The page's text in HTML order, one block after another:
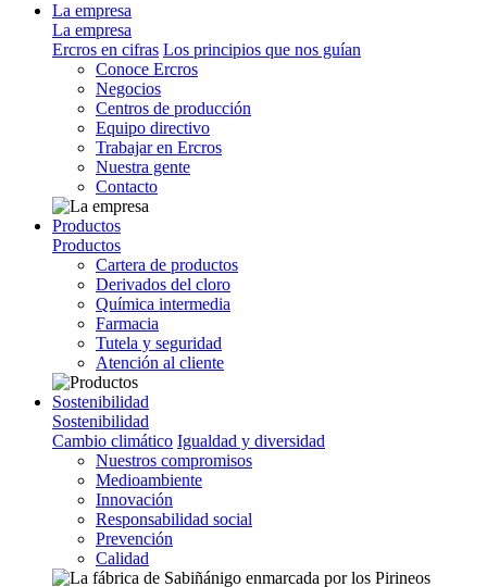
La empresa
La empresa
Ercros en cifras Los principios que nos guían
Conoce Ercros
Negocios
Centros de producción
Equipo directivo
Trabajar en Ercros
Nuestra gente
Contacto
Productos
Productos
Cartera de productos
Derivados del cloro
Química intermedia
Farmacia
Tutela y seguridad
Atención al cliente
Sostenibilidad
Sostenibilidad
Cambio climático Igualdad y diversidad
Nuestros compromisos
Medioambiente
Innovación
Responsabilidad social
Prevención
Calidad